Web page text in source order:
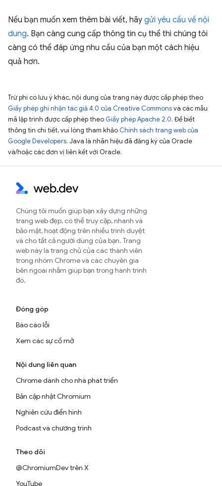
Nếu bạn muốn xem thêm bài viết, hãy gửi yêu cầu về nội
dung. Bạn càng cung cấp thông tin cụ thể thì chúng tôi
càng có thể đáp ứng nhu cầu của bạn một cách hiệu
quả hơn.
Trừ phi có lưu ý khác, nội dung của trang này được cấp phép theo
Giấy phép ghi nhận tác giả 4.0 của Creative Commonsvà các mẫu
mã lập trình được cấp phép theo Giấy phép Apache 2.0. Để biết
thông tin chi tiết, vui lòng tham khảo Chính sách trang web của
Google Developers. Java là nhãn hiệu đã đăng ký của Oracle
và/hoặc các đơn vị liên kết với Oracle.
Chúng tôi muốn giúp bạn xây dựng những
trang web đẹp, có thể truy cập, nhanh và
bảo mật, hoạt động trên nhiều trình duyệt
và cho tất cả người dùng của bạn. Trang
web này là trang chủ của các thành viên
trong nhóm Chrome và các chuyên gia
bên ngoài nhằm giúp bạn trong hành trình
đó.
Đóng góp
Báo cáo lỗi
Xem các sự cố mở
Nội dung liên quan
Chrome dành cho nhà phát triển
Bản cập nhật Chromium
Nghiên cứu điển hình
Podcast và chương trình
Theo dõi
@ChromiumDev trên X
YouTube